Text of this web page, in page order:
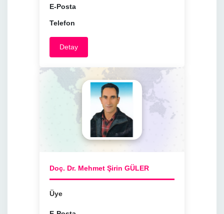
E-Posta
Telefon
Detay
Doç. Dr. Mehmet Şirin GÜLER
Üye